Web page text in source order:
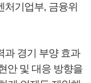
처기업부, 금융위
과 경기 부양 효과
안 및 대응 방향을